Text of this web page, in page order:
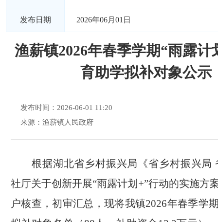
发布日期 2026年06月01日
渔薪镇2026年春季学期“雨露计
育助学拟补对象公示
发布时间：2026-06-01 11:20
来源：渔薪镇人民政府
根据湖北省乡村振兴局 《省乡村振兴局
社厅关于创新开展“雨露计划+”行动的实施方
户核查，初审汇总，现将我镇2026年春季学